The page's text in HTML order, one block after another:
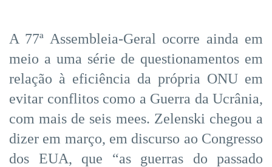
A 77ª Assembleia-Geral ocorre ainda em
meio a uma série de questionamentos em
relação à eficiência da própria ONU em
evitar conflitos como a Guerra da Ucrânia,
com mais de seis mees. Zelenski chegou a
dizer em março, em discurso ao Congresso
dos EUA, que “as guerras do passado